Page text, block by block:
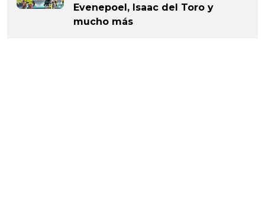
Evenepoel, Isaac del Toro y
mucho más